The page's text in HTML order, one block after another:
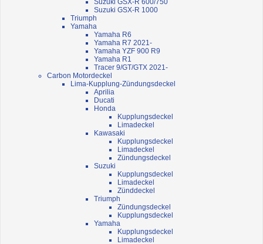
Suzuki GSX-R 600/750
Suzuki GSX-R 1000
Triumph
Yamaha
Yamaha R6
Yamaha R7 2021-
Yamaha YZF 900 R9
Yamaha R1
Tracer 9/GT/GTX 2021-
Carbon Motordeckel
Lima-Kupplung-Zündungsdeckel
Aprilia
Ducati
Honda
Kupplungsdeckel
Limadeckel
Kawasaki
Kupplungsdeckel
Limadeckel
Zündungsdeckel
Suzuki
Kupplungsdeckel
Limadeckel
Zünddeckel
Triumph
Zündungsdeckel
Kupplungsdeckel
Yamaha
Kupplungsdeckel
Limadeckel